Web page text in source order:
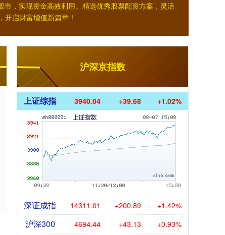
，实现资金高效利用。精选优秀股票配资方案，灵活
启财富增值新篇章！
沪深京指数
上证综指 3940.04 +39.68 +1.02%
深证成指 14311.01 +200.89 +1.42%
沪深300 4694.44 +43.13 +0.93%